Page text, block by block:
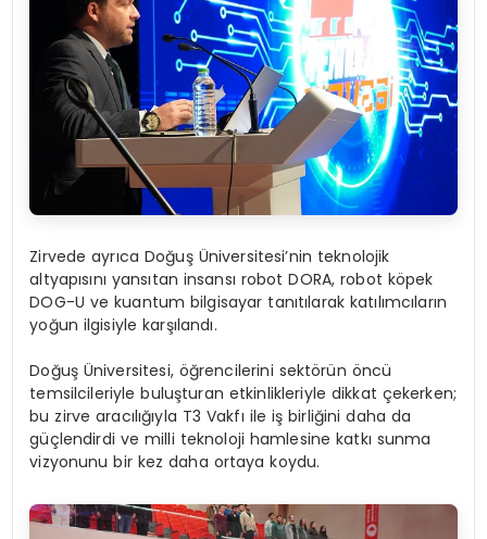
Zirvede ayrıca Doğuş Üniversitesi’nin teknolojik
altyapısını yansıtan insansı robot DORA, robot köpek
DOG-U ve kuantum bilgisayar tanıtılarak katılımcıların
yoğun ilgisiyle karşılandı.
Doğuş Üniversitesi, öğrencilerini sektörün öncü
temsilcileriyle buluşturan etkinlikleriyle dikkat çekerken;
bu zirve aracılığıyla T3 Vakfı ile iş birliğini daha da
güçlendirdi ve milli teknoloji hamlesine katkı sunma
vizyonunu bir kez daha ortaya koydu.